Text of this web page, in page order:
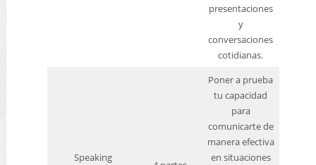
presentaciones
y
conversaciones
cotidianas.
Speaking
Poner a prueba
tu capacidad
para
comunicarte de
manera efectiva
en situaciones